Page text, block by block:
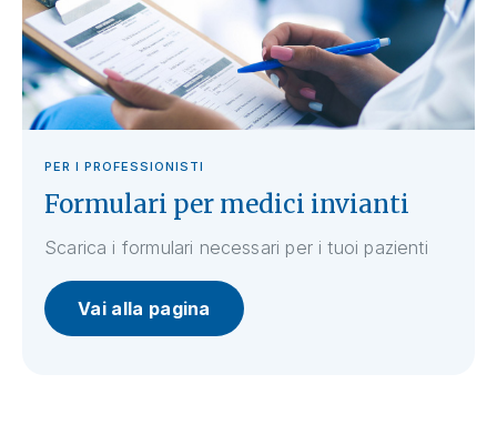
PER I PROFESSIONISTI
Formulari per medici invianti
Scarica i formulari necessari per i tuoi pazienti
Vai alla pagina